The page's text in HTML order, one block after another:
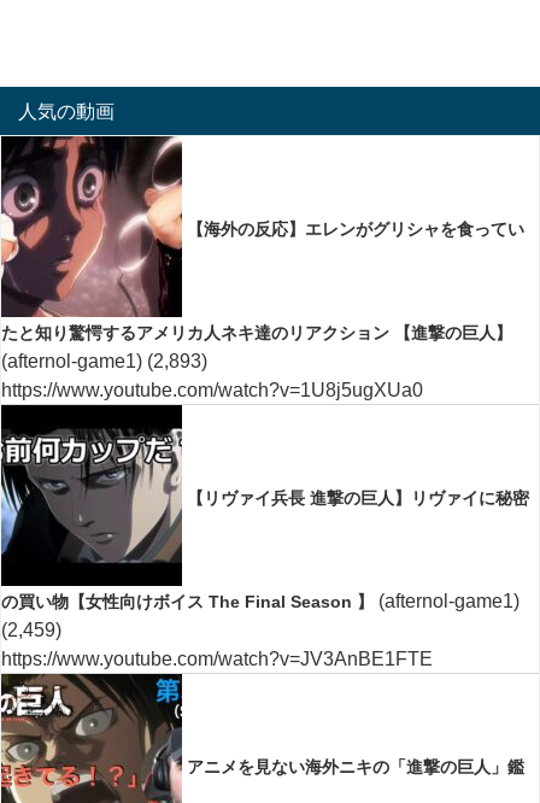
人気の動画
【海外の反応】エレンがグリシャを食ってい
たと知り驚愕するアメリカ人ネキ達のリアクション 【進撃の巨人】
(afternol-game1) (2,893)
https://www.youtube.com/watch?v=1U8j5ugXUa0
【リヴァイ兵長 進撃の巨人】リヴァイに秘密
の買い物【女性向けボイス The Final Season 】
(afternol-game1)
(2,459)
https://www.youtube.com/watch?v=JV3AnBE1FTE
アニメを見ない海外ニキの「進撃の巨人」鑑